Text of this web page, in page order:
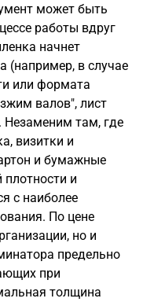
может быть
работы вдруг
начнет
(например, в случае
или формата
валов", лист
Незаменим там, где
визитки и
и бумажные
и
с наиболее
По цене
но и
предельно
при
толщина